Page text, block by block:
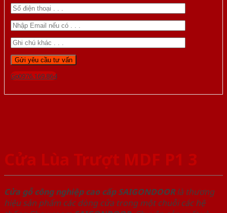
Gọi 0976.169.864
Cửa Lùa Trượt MDF P1 3
Cửa gỗ công nghiệp cao cấp SAIGONDOORlà thương
hiệu sản phẩm các dòng cửa trong một chuỗi các hệ